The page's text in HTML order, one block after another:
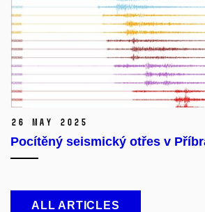
26 May 2025
Pocítěný seismický otřes v
ALL ARTICLES